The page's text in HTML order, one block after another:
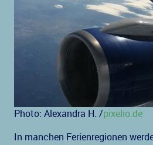
Photo: Alexandra H. /pixelio.de
In manchen Ferienregionen